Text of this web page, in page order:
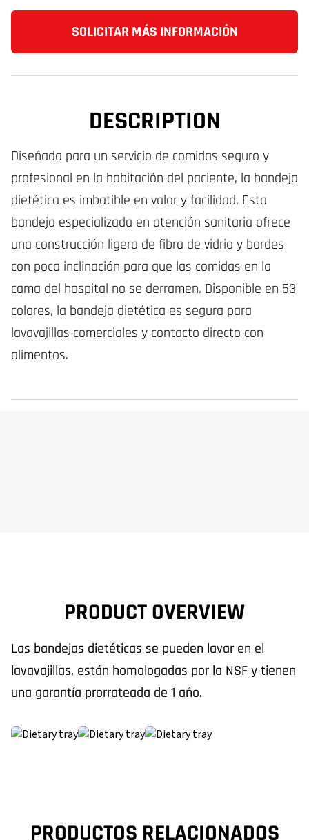
SOLICITAR MÁS INFORMACIÓN
DESCRIPTION
Diseñada para un servicio de comidas seguro y
profesional en la habitación del paciente, la bandeja
dietética es imbatible en valor y facilidad. Esta
bandeja especializada en atención sanitaria ofrece
una construcción ligera de fibra de vidrio y bordes
con poca inclinación para que las comidas en la
cama del hospital no se derramen. Disponible en 53
colores, la bandeja dietética es segura para
lavavajillas comerciales y contacto directo con
alimentos.
PRODUCT OVERVIEW
Las bandejas dietéticas se pueden lavar en el
lavavajillas, están homologadas por la NSF y tienen
una garantía prorrateada de 1 año.
PRODUCTOS RELACIONADOS